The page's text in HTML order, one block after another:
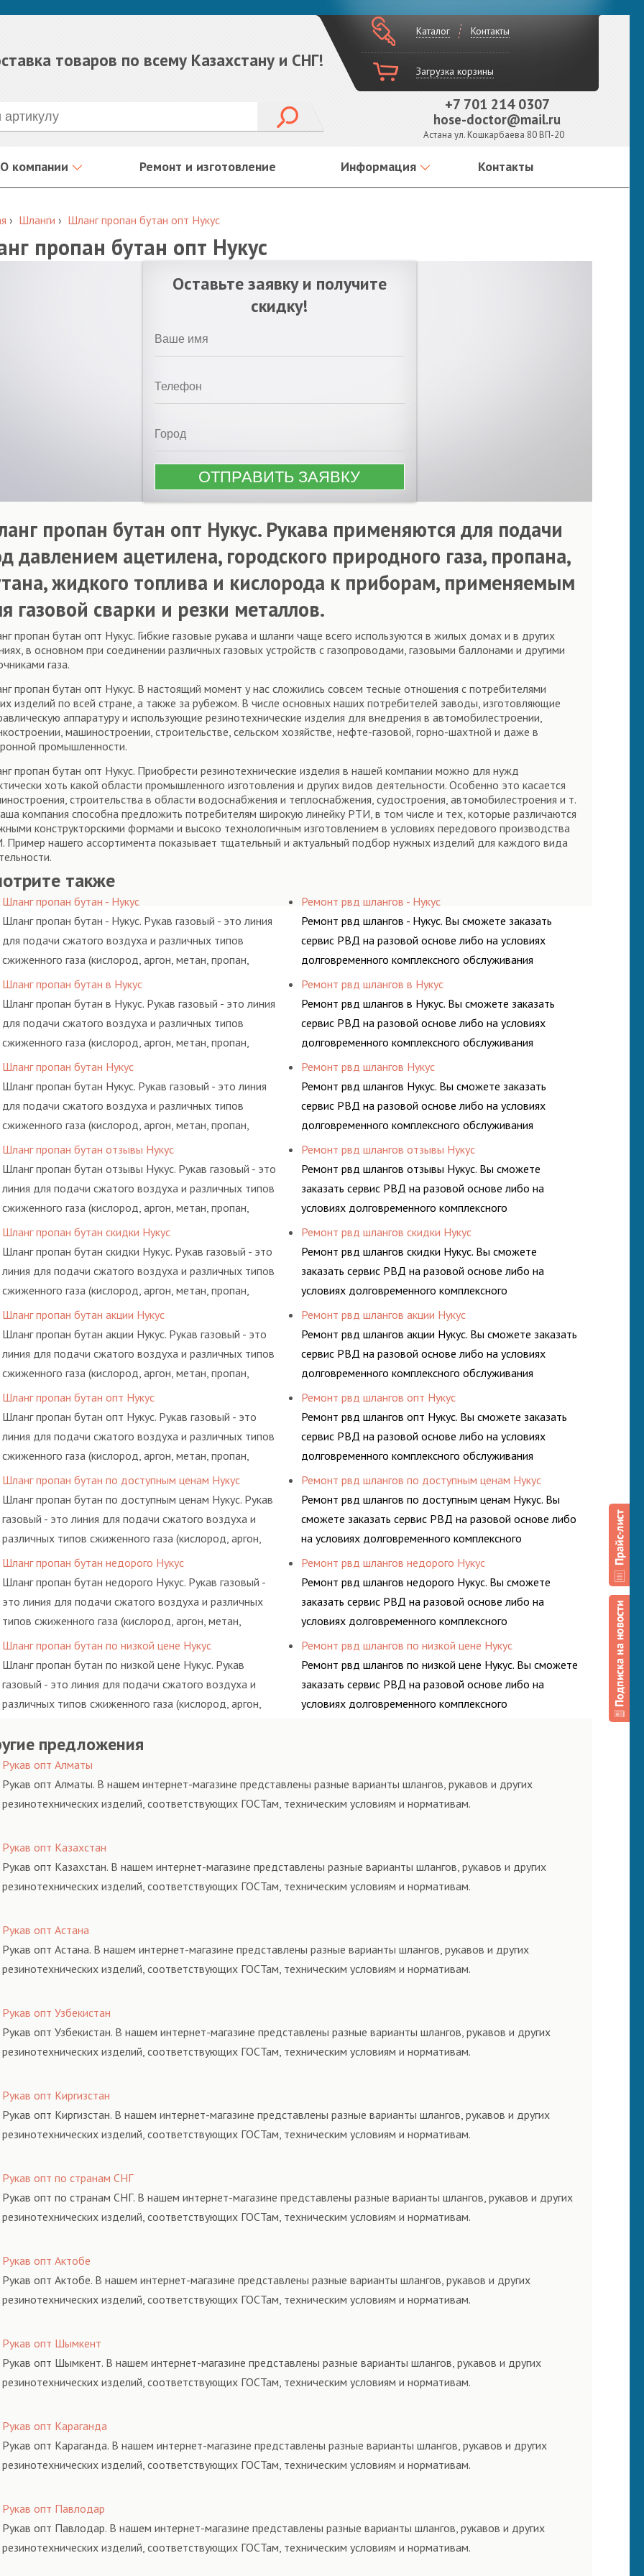
товаров по всему Казахстану и СНГ!
Каталог Контакты
Загрузка корзины
+7 701 214 0307
hose-doctor@mail.ru
Астана ул. Кошкарбаева 80 ВП-20
О компании Ремонт и изготовление Информация Контакты
› Шланги › Шланг пропан бутан опт Нукус
пропан бутан опт Нукус
Оставьте заявку и получите
скидку!
пропан бутан опт Нукус. Рукава применяются для подачи
давлением ацетилена, городского природного газа, пропана,
жидкого топлива и кислорода к приборам, применяемым
газовой сварки и резки металлов.
пропан бутан опт Нукус. Гибкие газовые рукава и шланги чаще всего используются в жилых домах и в других
в основном при соединении различных газовых устройств с газопроводами, газовыми баллонами и другими
газа.
пропан бутан опт Нукус. В настоящий момент у нас сложились совсем тесные отношения с потребителями
изделий по всей стране, а также за рубежом. В числе основных наших потребителей заводы, изготовляющие
аппаратуру и использующие резинотехнические изделия для внедрения в автомобилестроении,
машиностроении, строительстве, сельском хозяйстве, нефте-газовой, горно-шахтной и даже в
промышленности.
пропан бутан опт Нукус. Приобрести резинотехнические изделия в нашей компании можно для нужд
хоть какой области промышленного изготовления и других видов деятельности. Особенно это касается
строительства в области водоснабжения и теплоснабжения, судостроения, автомобилестроения и т.
компания способна предложить потребителям широкую линейку РТИ, в том числе и тех, которые различаются
конструкторскими формами и высоко технологичным изготовлением в условиях передового производства
Пример нашего ассортимента показывает тщательный и актуальный подбор нужных изделий для каждого вида
также
Шланг пропан бутан - Нукус
Шланг пропан бутан - Нукус. Рукав газовый - это линия
для подачи сжатого воздуха и различных типов
сжиженного газа (кислород, аргон, метан, пропан,
бутан, ацетилен) между определенными элементами
системы.
Шланг пропан бутан в Нукус
Шланг пропан бутан в Нукус. Рукав газовый - это линия
для подачи сжатого воздуха и различных типов
сжиженного газа (кислород, аргон, метан, пропан,
бутан, ацетилен) между определенными элементами
системы.
Шланг пропан бутан Нукус
Шланг пропан бутан Нукус. Рукав газовый - это линия
для подачи сжатого воздуха и различных типов
сжиженного газа (кислород, аргон, метан, пропан,
бутан, ацетилен) между определенными элементами
системы.
Шланг пропан бутан отзывы Нукус
Шланг пропан бутан отзывы Нукус. Рукав газовый - это
линия для подачи сжатого воздуха и различных типов
сжиженного газа (кислород, аргон, метан, пропан,
бутан, ацетилен) между определенными элементами
системы.
Шланг пропан бутан скидки Нукус
Шланг пропан бутан скидки Нукус. Рукав газовый - это
линия для подачи сжатого воздуха и различных типов
сжиженного газа (кислород, аргон, метан, пропан,
бутан, ацетилен) между определенными элементами
системы.
Шланг пропан бутан акции Нукус
Шланг пропан бутан акции Нукус. Рукав газовый - это
линия для подачи сжатого воздуха и различных типов
сжиженного газа (кислород, аргон, метан, пропан,
бутан, ацетилен) между определенными элементами
системы.
Шланг пропан бутан опт Нукус
Шланг пропан бутан опт Нукус. Рукав газовый - это
линия для подачи сжатого воздуха и различных типов
сжиженного газа (кислород, аргон, метан, пропан,
бутан, ацетилен) между определенными элементами
системы.
Шланг пропан бутан по доступным ценам Нукус
Шланг пропан бутан по доступным ценам Нукус. Рукав
газовый - это линия для подачи сжатого воздуха и
различных типов сжиженного газа (кислород, аргон,
метан, пропан, бутан, ацетилен) между определенными
элементами системы.
Шланг пропан бутан недорого Нукус
Шланг пропан бутан недорого Нукус. Рукав газовый -
это линия для подачи сжатого воздуха и различных
типов сжиженного газа (кислород, аргон, метан,
пропан, бутан, ацетилен) между определенными
элементами системы.
Шланг пропан бутан по низкой цене Нукус
Шланг пропан бутан по низкой цене Нукус. Рукав
газовый - это линия для подачи сжатого воздуха и
различных типов сжиженного газа (кислород, аргон,
элементами системы.
Ремонт рвд шлангов - Нукус
Ремонт рвд шлангов - Нукус. Вы сможете заказать
сервис РВД на разовой основе либо на условиях
долговременного комплексного обслуживания
гидросистем Вашего предприятия.
Ремонт рвд шлангов в Нукус
Ремонт рвд шлангов в Нукус. Вы сможете заказать
сервис РВД на разовой основе либо на условиях
долговременного комплексного обслуживания
гидросистем Вашего предприятия.
Ремонт рвд шлангов Нукус
Ремонт рвд шлангов Нукус. Вы сможете заказать
сервис РВД на разовой основе либо на условиях
долговременного комплексного обслуживания
гидросистем Вашего предприятия.
Ремонт рвд шлангов отзывы Нукус
Ремонт рвд шлангов отзывы Нукус. Вы сможете
заказать сервис РВД на разовой основе либо на
условиях долговременного комплексного
обслуживания гидросистем Вашего предприятия.
Ремонт рвд шлангов скидки Нукус
Ремонт рвд шлангов скидки Нукус. Вы сможете
заказать сервис РВД на разовой основе либо на
условиях долговременного комплексного
обслуживания гидросистем Вашего предприятия.
Ремонт рвд шлангов акции Нукус
Ремонт рвд шлангов акции Нукус. Вы сможете заказать
сервис РВД на разовой основе либо на условиях
долговременного комплексного обслуживания
гидросистем Вашего предприятия.
Ремонт рвд шлангов опт Нукус
Ремонт рвд шлангов опт Нукус. Вы сможете заказать
сервис РВД на разовой основе либо на условиях
долговременного комплексного обслуживания
гидросистем Вашего предприятия.
Ремонт рвд шлангов по доступным ценам Нукус
Ремонт рвд шлангов по доступным ценам Нукус. Вы
сможете заказать сервис РВД на разовой основе либо
на условиях долговременного комплексного
обслуживания гидросистем Вашего предприятия.
Ремонт рвд шлангов недорого Нукус
Ремонт рвд шлангов недорого Нукус. Вы сможете
заказать сервис РВД на разовой основе либо на
условиях долговременного комплексного
обслуживания гидросистем Вашего предприятия.
Ремонт рвд шлангов по низкой цене Нукус
Ремонт рвд шлангов по низкой цене Нукус. Вы сможете
заказать сервис РВД на разовой основе либо на
условиях долговременного комплексного
предложения
Рукав опт Алматы
Рукав опт Алматы. В нашем интернет-магазине представлены разные варианты шлангов, рукавов и других
резинотехнических изделий, соответствующих ГОСТам, техническим условиям и нормативам.
Рукав опт Казахстан
Рукав опт Казахстан. В нашем интернет-магазине представлены разные варианты шлангов, рукавов и других
резинотехнических изделий, соответствующих ГОСТам, техническим условиям и нормативам.
Рукав опт Астана
Рукав опт Астана. В нашем интернет-магазине представлены разные варианты шлангов, рукавов и других
резинотехнических изделий, соответствующих ГОСТам, техническим условиям и нормативам.
Рукав опт Узбекистан
Рукав опт Узбекистан. В нашем интернет-магазине представлены разные варианты шлангов, рукавов и других
резинотехнических изделий, соответствующих ГОСТам, техническим условиям и нормативам.
Рукав опт Киргизстан
Рукав опт Киргизстан. В нашем интернет-магазине представлены разные варианты шлангов, рукавов и других
резинотехнических изделий, соответствующих ГОСТам, техническим условиям и нормативам.
Рукав опт по странам СНГ
Рукав опт по странам СНГ. В нашем интернет-магазине представлены разные варианты шлангов, рукавов и других
резинотехнических изделий, соответствующих ГОСТам, техническим условиям и нормативам.
Рукав опт Актобе
Рукав опт Актобе. В нашем интернет-магазине представлены разные варианты шлангов, рукавов и других
резинотехнических изделий, соответствующих ГОСТам, техническим условиям и нормативам.
Рукав опт Шымкент
Рукав опт Шымкент. В нашем интернет-магазине представлены разные варианты шлангов, рукавов и других
резинотехнических изделий, соответствующих ГОСТам, техническим условиям и нормативам.
Рукав опт Караганда
Рукав опт Караганда. В нашем интернет-магазине представлены разные варианты шлангов, рукавов и других
резинотехнических изделий, соответствующих ГОСТам, техническим условиям и нормативам.
Рукав опт Павлодар
Рукав опт Павлодар. В нашем интернет-магазине представлены разные варианты шлангов, рукавов и других
резинотехнических изделий, соответствующих ГОСТам, техническим условиям и нормативам.